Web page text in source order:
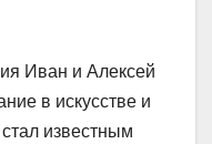
Иван и Алексей
в искусстве и
известным